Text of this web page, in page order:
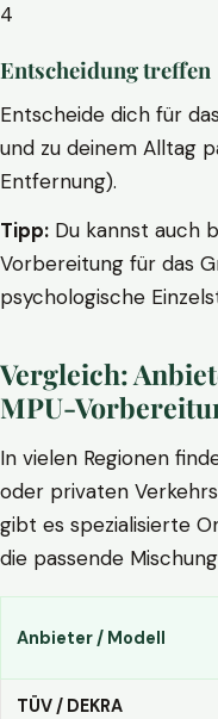
4
Entscheidung treffen
Entscheide dich für
und zu deinem Alltag
Entfernung).
Tipp: Du kannst auch
Vorbereitung für das
psychologische
Vergleich:
MPU-
In vielen Regionen
oder privaten
gibt es spezialisierte
die passende
Anbieter / Modell
TÜV / DEKRA